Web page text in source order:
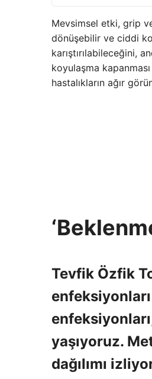
Mevsimsel etki, grip
dönüşebilir ve ciddi
karıştırılabileceğini,
koyulaşma
hastalıkların ağır
Tevfik Özfik
yaşıyoruz.
dağılımı